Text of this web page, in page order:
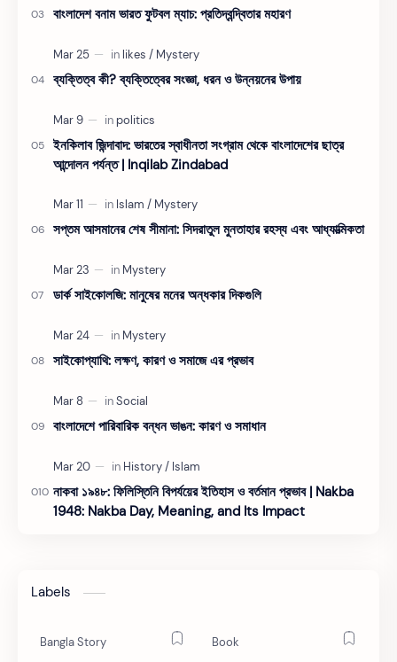
বাংলাদেশ বনাম ভারত ফুটবল ম্যাচ: প্রতিদ্বন্দ্বিতার মহারণ
ব্যক্তিত্ব কী? ব্যক্তিত্বের সংজ্ঞা, ধরন ও উন্নয়নের উপায়
ইনকিলাব জিন্দাবাদ: ভারতের স্বাধীনতা সংগ্রাম থেকে বাংলাদেশের ছাত্র
আন্দোলন পর্যন্ত | Inqilab Zindabad
সপ্তম আসমানের শেষ সীমানা: সিদরাতুল মুনতাহার রহস্য এবং আধ্যাত্মিকতা
ডার্ক সাইকোলজি: মানুষের মনের অন্ধকার দিকগুলি
সাইকোপ্যাথি: লক্ষণ, কারণ ও সমাজে এর প্রভাব
বাংলাদেশে পারিবারিক বন্ধন ভাঙন: কারণ ও সমাধান
নাকবা ১৯৪৮: ফিলিস্তিনি বিপর্যয়ের ইতিহাস ও বর্তমান প্রভাব | Nakba
1948: Nakba Day, Meaning, and Its Impact
Labels
Bangla Story Book